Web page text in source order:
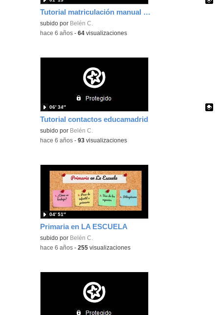
Tutorial matriculación manual aula virtual
Contenido educativo.
subido por Belén C.
-hace 6 años -64 visualizaciones
Tutorial contactos educamadrid
Contenido educativo.
subido por Belén C.
06′ 34″
-hace 6 años -93 visualizaciones
Primaria en LA ESCUELA
subido por Belén C.
04′ 51″
-hace 6 años -255 visualizaciones